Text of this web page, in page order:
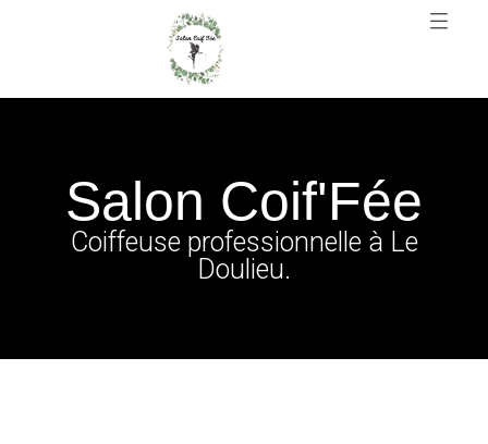
Salon Coif'Fée
Coiffeuse professionnelle à Le
Doulieu.